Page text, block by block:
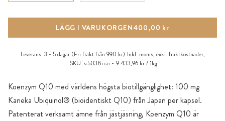
Koenzym Q10 med världens högsta biotillgänglighet: 100 mg
Kaneka Ubiquinol® (bioidentiskt Q10) från Japan per kapsel.
Patenterat verksamt ämne från jästjäsning, Koenzym Q10 är
LÄGG I VARUKORGEN400,00 kr
Leverans: 3 - 5 dagar (Fri frakt från 990 kr) Inkl. moms, exkl. fraktkostnader,
SKU
N 5038CGB 9 433,96 kr / 1kg